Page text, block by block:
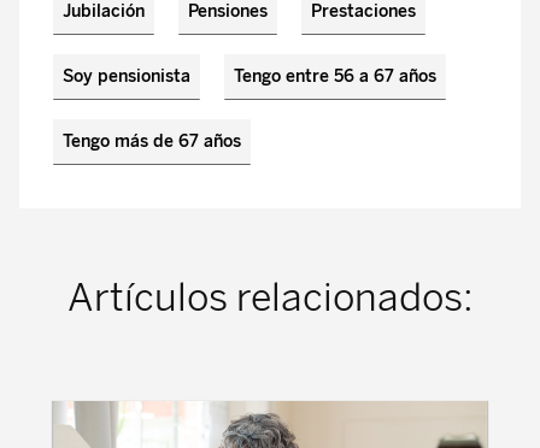
Jubilación Pensiones Prestaciones
Soy pensionista Tengo entre 56 a 67 años
Tengo más de 67 años
Artículos relacionados: